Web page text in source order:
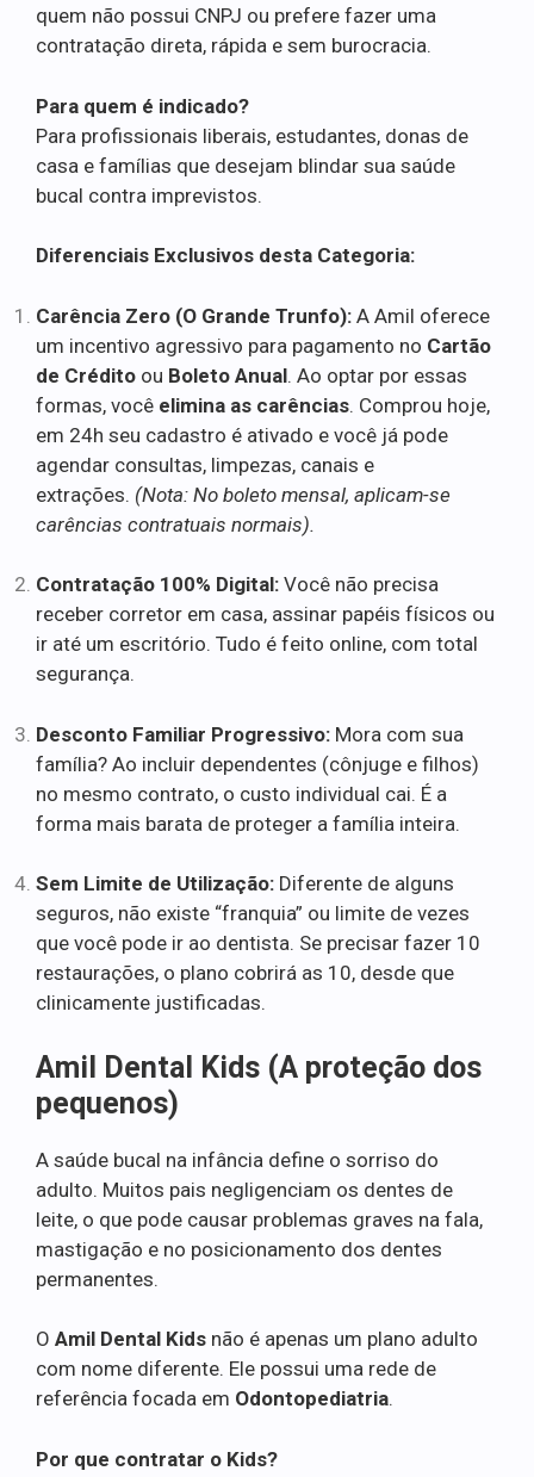
quem não possui CNPJ ou prefere fazer uma
contratação direta, rápida e sem burocracia.
Para quem é indicado?
Para profissionais liberais, estudantes, donas de
casa e famílias que desejam blindar sua saúde
bucal contra imprevistos.
Diferenciais Exclusivos desta Categoria:
Carência Zero (O Grande Trunfo): A Amil oferece
um incentivo agressivo para pagamento no Cartão
de Crédito ou Boleto Anual. Ao optar por essas
formas, você elimina as carências. Comprou hoje,
em 24h seu cadastro é ativado e você já pode
agendar consultas, limpezas, canais e
extrações. (Nota: No boleto mensal, aplicam-se
carências contratuais normais).
Contratação 100% Digital: Você não precisa
receber corretor em casa, assinar papéis físicos ou
ir até um escritório. Tudo é feito online, com total
segurança.
Desconto Familiar Progressivo: Mora com sua
família? Ao incluir dependentes (cônjuge e filhos)
no mesmo contrato, o custo individual cai. É a
forma mais barata de proteger a família inteira.
Sem Limite de Utilização: Diferente de alguns
seguros, não existe “franquia” ou limite de vezes
que você pode ir ao dentista. Se precisar fazer 10
restaurações, o plano cobrirá as 10, desde que
clinicamente justificadas.
Amil Dental Kids (A proteção dos
pequenos)
A saúde bucal na infância define o sorriso do
adulto. Muitos pais negligenciam os dentes de
leite, o que pode causar problemas graves na fala,
mastigação e no posicionamento dos dentes
permanentes.
O Amil Dental Kids não é apenas um plano adulto
com nome diferente. Ele possui uma rede de
referência focada em Odontopediatria.
Por que contratar o Kids?